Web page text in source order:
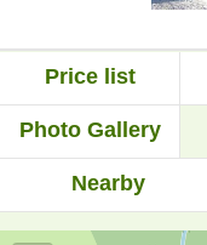
Price list
Photo Gallery
Nearby